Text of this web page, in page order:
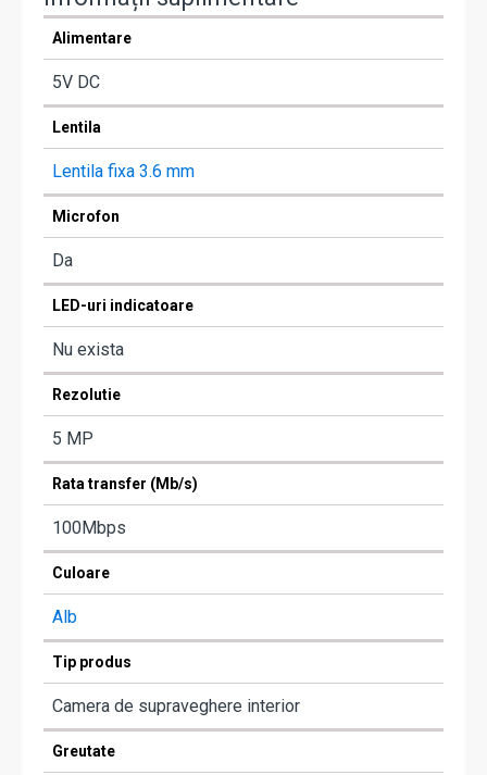
Alimentare
5V DC
Lentila
Lentila fixa 3.6 mm
Microfon
Da
LED-uri indicatoare
Nu exista
Rezolutie
5 MP
Rata transfer (Mb/s)
100Mbps
Culoare
Alb
Tip produs
Camera de supraveghere interior
Greutate